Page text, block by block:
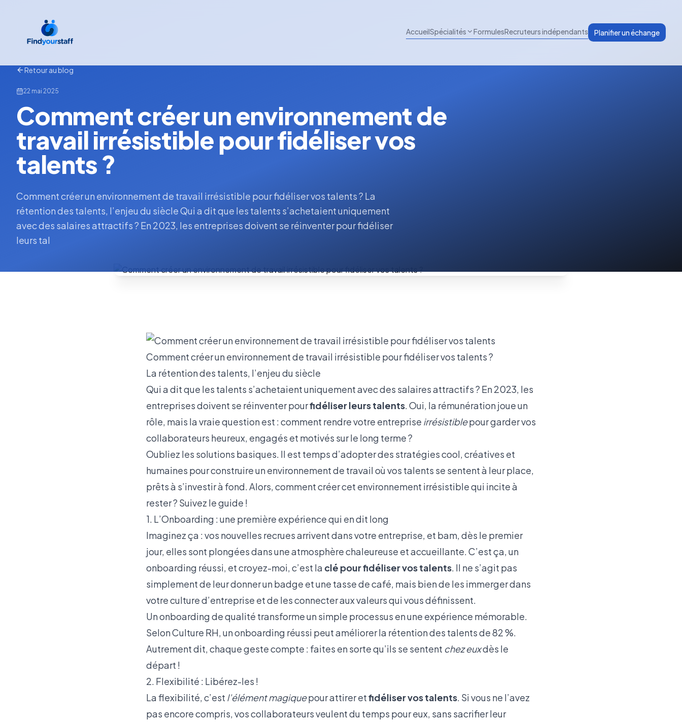
AccueilSpécialités FormulesRecruteurs indépendants Planifier un échange
Retour au blog
22 mai 2025
Comment créer un environnement de
travail irrésistible pour fidéliser vos
talents ?
Comment créer un environnement de travail irrésistible pour fidéliser vos talents ? La
rétention des talents, l’enjeu du siècle Qui a dit que les talents s’achetaient uniquement
avec des salaires attractifs ? En 2023, les entreprises doivent se réinventer pour fidéliser
leurs tal
Comment créer un environnement de travail irrésistible pour fidéliser vos talents ?
La rétention des talents, l’enjeu du siècle
Qui a dit que les talents s’achetaient uniquement avec des salaires attractifs ? En 2023, les
entreprises doivent se réinventer pourfidéliser leurs talents. Oui, la rémunération joue un
rôle, mais la vraie question est : comment rendre votre entreprise irrésistiblepour garder vos
collaborateurs heureux, engagés et motivés sur le long terme ?
Oubliez les solutions basiques. Il est temps d’adopter des stratégies cool, créatives et
humaines pour construire un environnement de travail où vos talents se sentent à leur place,
prêts à s’investir à fond. Alors, comment créer cet environnement irrésistible qui incite à
rester ? Suivez le guide !
1. L’Onboarding : une première expérience qui en dit long
Imaginez ça : vos nouvelles recrues arrivent dans votre entreprise, et bam, dès le premier
jour, elles sont plongées dans une atmosphère chaleureuse et accueillante. C’est ça, un
onboarding réussi, et croyez-moi, c’est la clé pour fidéliser vos talents. Il ne s’agit pas
simplement de leur donner un badge et une tasse de café, mais bien de les immerger dans
votre culture d’entreprise et de les connecter aux valeurs qui vous définissent.
Un onboarding de qualité transforme un simple processus en une expérience mémorable.
SelonCulture RH, un onboarding réussi peut améliorer la rétention des talents de 82 %.
Autrement dit, chaque geste compte : faites en sorte qu’ils se sentent chez euxdès le
départ !
2. Flexibilité : Libérez-les !
La flexibilité, c’est l’élément magiquepour attirer etfidéliser vos talents. Si vous ne l’avez
pas encore compris, vos collaborateurs veulent du temps pour eux, sans sacrifier leur